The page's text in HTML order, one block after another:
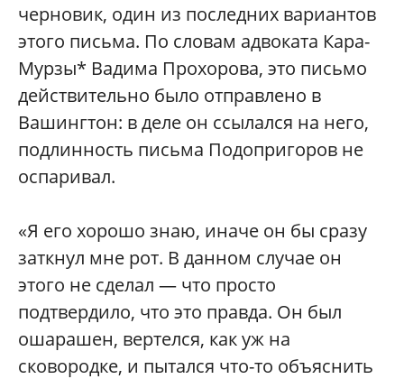
черновик, один из последних вариантов
этого письма. По словам адвоката Кара-
Мурзы* Вадима Прохорова, это письмо
действительно было отправлено в
Вашингтон: в деле он ссылался на него,
подлинность письма Подопригоров не
оспаривал.
«Я его хорошо знаю, иначе он бы сразу
заткнул мне рот. В данном случае он
этого не сделал — что просто
подтвердило, что это правда. Он был
ошарашен, вертелся, как уж на
сковородке, и пытался что-то объяснить